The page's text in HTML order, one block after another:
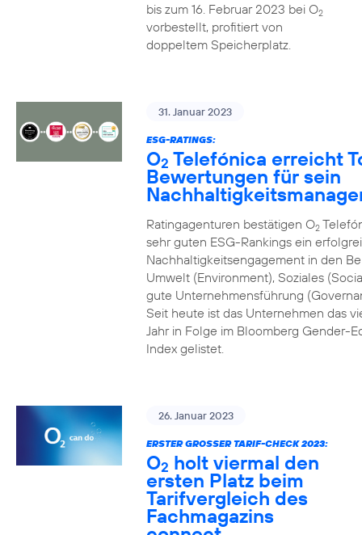
bis zum 16. Februar 2023 bei O2
vorbestellt, profitiert von
doppeltem Speicherplatz.
31. Januar 2023
ESG-RATINGS:
O2 Telefónica erreicht
Bewertungen für sein
Ratingagenturen bestätigen O2
sehr guten ESG-Rankings ein
Nachhaltigkeitsengagement in den
Umwelt (Environment), Soziales
gute Unternehmensführung
Seit heute ist das Unternehmen das
Jahr in Folge im Bloomberg Gender-
Index gelistet.
26. Januar 2023
ERSTER GROSSER TARIF-CHECK 2023:
O2 holt viermal den
ersten Platz beim
Tarifvergleich des
Fachmagazins